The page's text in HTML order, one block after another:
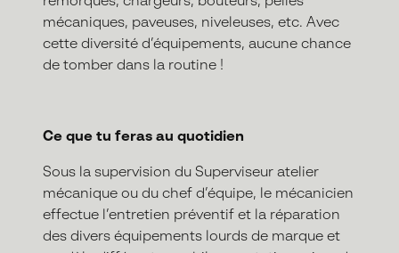
mécaniques, paveuses, niveleuses, etc. Avec
cette diversité d’équipements, aucune chance
de tomber dans la routine !
Ce que tu feras au quotidien
Sous la supervision du Superviseur atelier
mécanique ou du chef d’équipe, le mécanicien
effectue l’entretien préventif et la réparation
des divers équipements lourds de marque et